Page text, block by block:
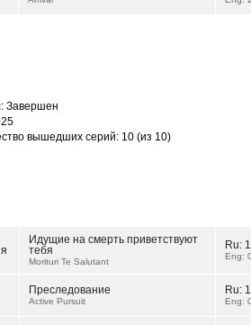
Завершен
вышедших серий: 10 (из 10)
Идущие на смерть приветствуют
тебя
Morituri Te Salutant
Ru:
Eng:
Преследование
Active Pursuit
Ru:
Eng: